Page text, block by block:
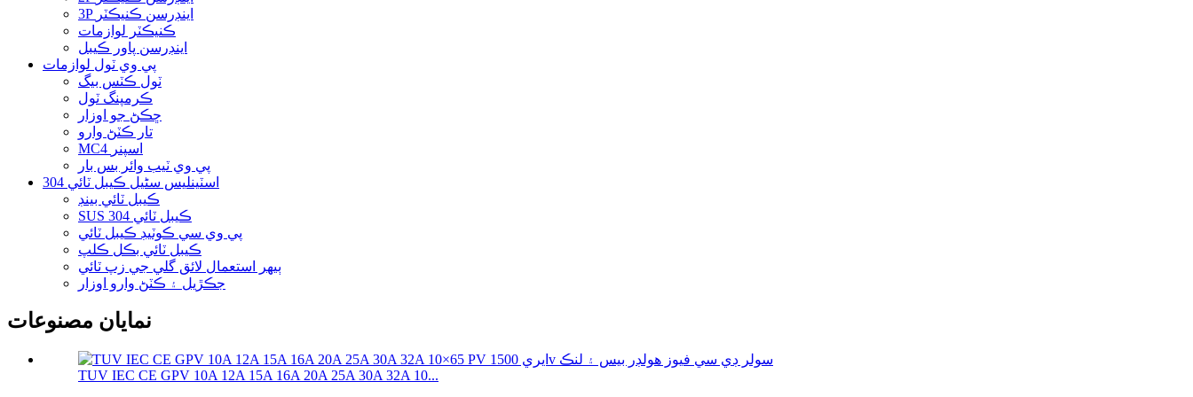
3P اينڊرسن ڪنيڪٽر
ڪنيڪٽر لوازمات
اينڊرسن پاور ڪيبل
پي وي ٽول لوازمات
ٽول ڪٽس بيگ
ڪرمپنگ ٽول
ڇڪڻ جو اوزار
تار ڪٽڻ وارو
MC4 اسپنر
پي وي ٽيب وائر بس بار
304 اسٽينلیس سٹیل ڪيبل ٽائي
ڪيبل ٽائي بينڊ
SUS 304 ڪيبل ٽائي
پي وي سي ڪوٽيڊ ڪيبل ٽائي
ڪيبل ٽائي بڪل ڪلپ
ٻيهر استعمال لائق گلي جي زپ ٽائي
جڪڙيل ۽ ڪٽڻ وارو اوزار
نمايان مصنوعات
TUV IEC CE GPV 10A 12A 15A 16A 20A 25A 30A 32A 10...